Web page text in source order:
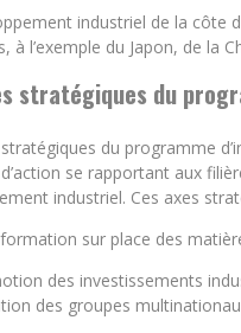
industriel de la côte
à l’exemple du Japon, de la
stratégiques du
du programme
d’action se rapportant aux
industriel. Ces axes
sur place des
des investissements
des groupes